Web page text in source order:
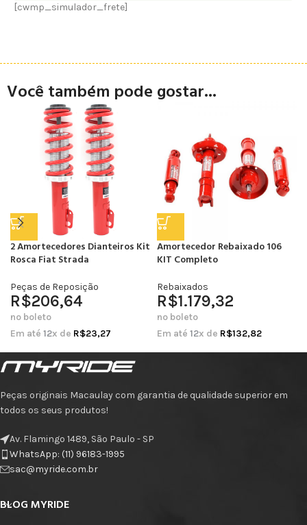
[cwmp_simulador_frete]
Você também pode gostar...
2 Amortecedores Dianteiros Kit
Rosca Fiat Strada
Peças de Reposição
R$206,64
no boleto
Em até 12x de R$23,27
Amortecedor Rebaixado 106
KIT Completo
Rebaixados
R$1.179,32
no boleto
Em até 12x de R$132,82
Peças originais Macaulay com garantia de qualidade superior em
todos os seus produtos!
Av. Flamingo 1489, São Paulo - SP
WhatsApp: (11) 96183-1995
sac@myride.com.br
BLOG MYRIDE